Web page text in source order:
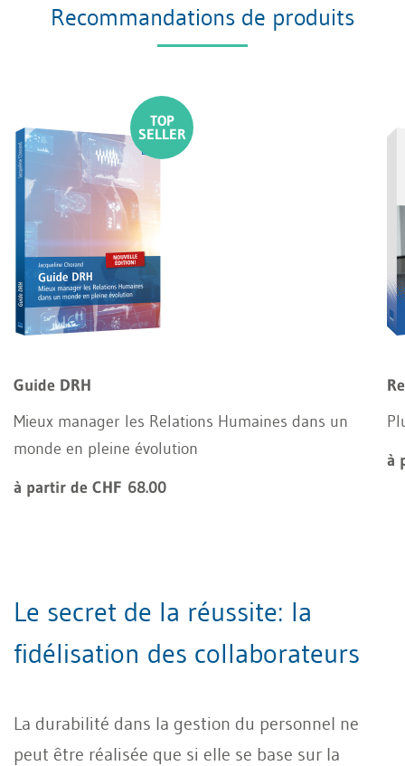
Recommandations de produits
Guide DRH
Mieux manager les Relations Humaines dans un
monde en pleine évolution
à partir de CHF 68.00
à
Le secret de la réussite: la
fidélisation des collaborateurs
La durabilité dans la gestion du personnel ne
peut être réalisée que si elle se base sur la